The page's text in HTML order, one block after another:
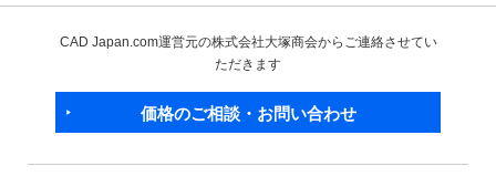
CAD Japan.com運営元の株式会社大塚商会からご連絡させてい
ただきます
価格のご相談・お問い合わせ